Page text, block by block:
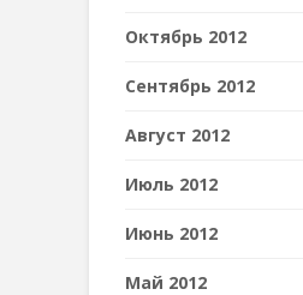
Октябрь 2012
Сентябрь 2012
Август 2012
Июль 2012
Июнь 2012
Май 2012